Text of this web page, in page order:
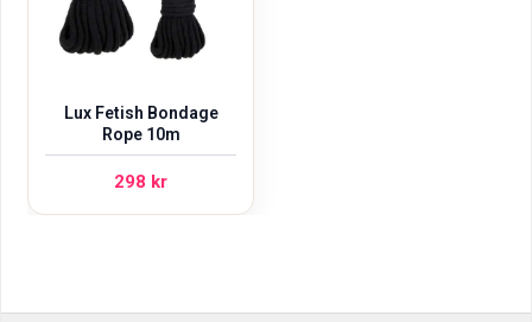
Lux Fetish Bondage
Rope 10m
298 kr